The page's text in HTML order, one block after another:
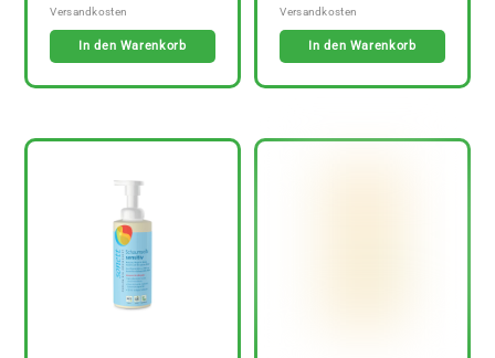
In den Warenkorb In den Warenkorb